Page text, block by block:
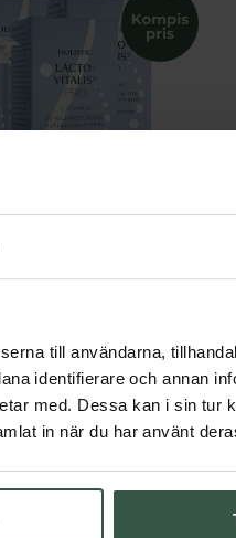
till användarna,
identifierare och annan
med. Dessa kan i sin tur
in när du har använt
Ekonomipack 3x30k